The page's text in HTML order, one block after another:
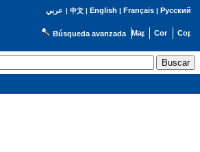
عربي | 中文| English | Français| Русский
Búsqueda avanzada